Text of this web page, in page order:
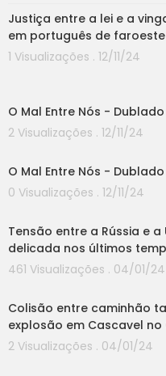
Justiça entre a lei e a
em português de
1 Visualizações . 12/11/24
O Mal Entre Nós - Dublado (
2 Visualizações . 12/11/24
O Mal Entre Nós - Dublado (
0 Visualizações . 12/11/24
Tensão entre a Rússia e
delicada nos últimos
461 Visualizações . 04/01/24
Colisão entre caminhão
explosão em Cascavel no
2 Visualizações . 04/01/24